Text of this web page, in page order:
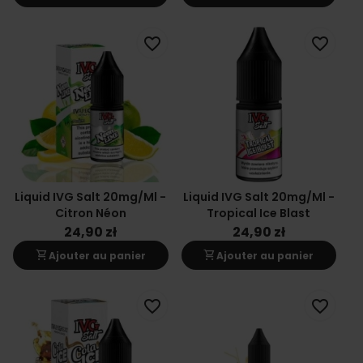
Liquid IVG Salt 20mg/ml -
Citron Néon
24,90 zł
shopping_cartAjouter au panier
favorite_border
Liquid IVG Salt 20mg/ml -
Tropical Ice Blast
24,90 zł
shopping_cartAjouter au panier
favorite_border
favorite_border favorite_border